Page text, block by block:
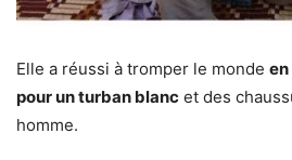
Elle a réussi à tromper le monde
pour un turban blanc et des
homme.